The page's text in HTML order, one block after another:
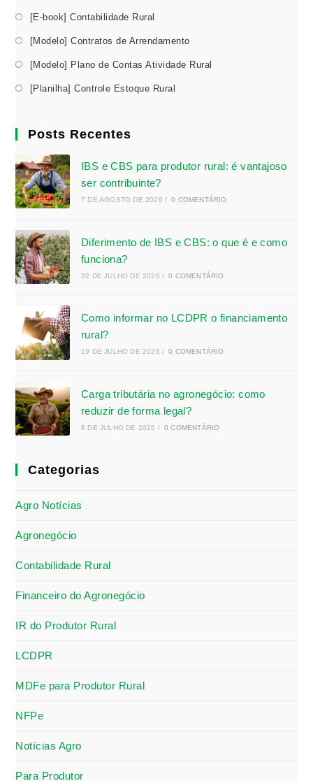
[E-book] Contabilidade Rural
[Modelo] Contratos de Arrendamento
[Modelo] Plano de Contas Atividade Rural
[Planilha] Controle Estoque Rural
Posts Recentes
IBS e CBS para produtor rural: é vantajoso
ser contribuinte?
7 DE AGOSTO DE 2026 / 0 COMENTÁRIO
Diferimento de IBS e CBS: o que é e como
funciona?
22 DE JULHO DE 2026 / 0 COMENTÁRIO
Como informar no LCDPR o financiamento
rural?
19 DE JULHO DE 2026 / 0 COMENTÁRIO
Carga tributária no agronegócio: como
reduzir de forma legal?
8 DE JULHO DE 2026 / 0 COMENTÁRIO
Categorias
Agro Notícias
Agronegócio
Contabilidade Rural
Financeiro do Agronegócio
IR do Produtor Rural
LCDPR
MDFe para Produtor Rural
NFPe
Notícias Agro
Para Produtor